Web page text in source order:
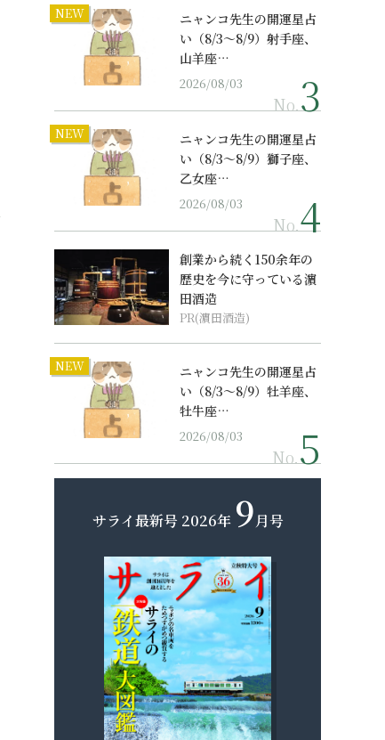
NEW
ニャンコ先生の開運星占
い（8/3～8/9）射手座、
山羊座…
2026/08/03
No.
NEW
ニャンコ先生の開運星占
い（8/3～8/9）獅子座、
乙女座…
2026/08/03
No.
創業から続く150余年の
歴史を今に守っている濵
田酒造
PR(濵田酒造)
NEW
ニャンコ先生の開運星占
い（8/3～8/9）牡羊座、
牡牛座…
2026/08/03
No.
サライ最新号 2026年 9月号